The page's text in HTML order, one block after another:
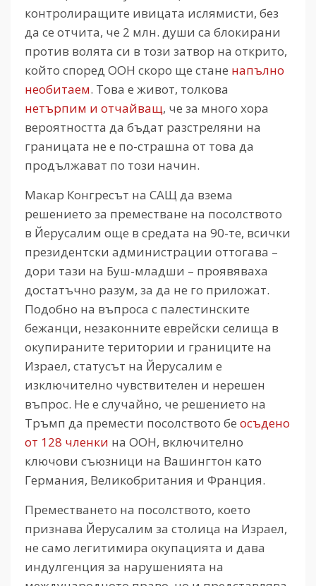
контролиращите ивицата ислямисти, без
да се отчита, че 2 млн. души са блокирани
против волята си в този затвор на открито,
който според ООН скоро ще стане напълно
необитаем. Това е живот, толкова
нетърпим и отчайващ, че за много хора
вероятността да бъдат разстреляни на
границата не е по-страшна от това да
продължават по този начин.
Макар Конгресът на САЩ да взема
решението за преместване на посолството
в Йерусалим още в средата на 90-те, всички
президентски администрации оттогава –
дори тази на Буш-младши – проявяваха
достатъчно разум, за да не го приложат.
Подобно на въпроса с палестинските
бежанци, незаконните еврейски селища в
окупираните територии и границите на
Израел, статусът на Йерусалим е
изключително чувствителен и нерешен
въпрос. Не е случайно, че решението на
Тръмп да премести посолството бе осъдено
от 128 членки на ООН, включително
ключови съюзници на Вашингтон като
Германия, Великобритания и Франция.
Преместването на посолството, което
признава Йерусалим за столица на Израел,
не само легитимира окупацията и дава
индулгенция за нарушенията на